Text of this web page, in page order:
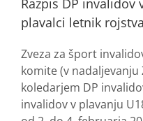
plavalci letnik
Zveza za šport
komite (v nadaljevanju
koledarjem DP
invalidov v plavanju